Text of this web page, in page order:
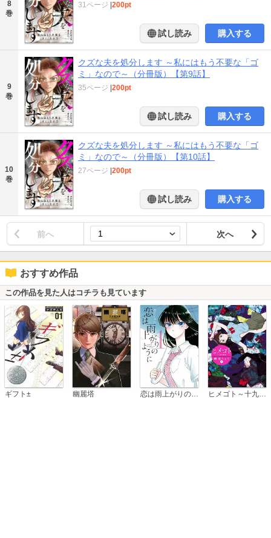
8
巻
31ページ 200pt
試し読み 購入する
9
巻
クズな夫を処分します ～私にはもう不要な「ゴ
ミ」なので～（分冊版）【第9話】
35ページ 200pt
試し読み 購入する
10
巻
クズな夫を処分します ～私にはもう不要な「ゴ
ミ」なので～（分冊版）【第10話】
27ページ 200pt
試し読み 購入する
前へ 次へ
おすすめ作品
この作品を見た人はコチラも見ています
ギフト± 幽麗塔 恋は雨上がりのように ヒメゴト～十九歳の制服～